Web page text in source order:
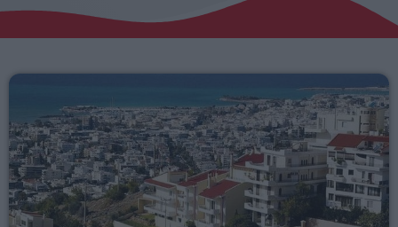
Τραγούδια της Θράκης
Επικοινωνία
Προσεχείς